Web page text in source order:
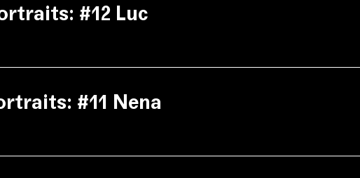
etJoachim Declerck(Architecture Workroom Brussels).
#12 Luc
#11 Nena